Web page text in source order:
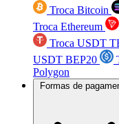
Troca Bitcoin
Troca Ethereum
Troca USDT
USDT BEP20
Polygon
Formas de